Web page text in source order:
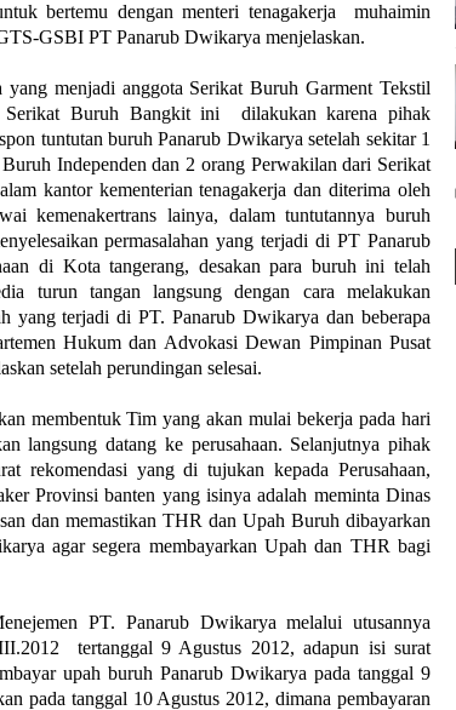
bertemu dengan menteri tenagakerja muhaimin
GSBI PT Panarub Dwikarya menjelaskan.
menjadi anggota Serikat Buruh Garment Tekstil
Serikat Buruh Bangkit ini dilakukan karena pihak
tuntutan buruh Panarub Dwikarya setelah sekitar 1
Independen dan 2 orang Perwakilan dari Serikat
kantor kementerian tenagakerja dan diterima oleh
kemenakertrans lainya, dalam tuntutannya buruh
permasalahan yang terjadi di PT Panarub
di Kota tangerang, desakan para buruh ini telah
turun tangan langsung dengan cara melakukan
yang terjadi di PT. Panarub Dwikarya dan beberapa
Hukum dan Advokasi Dewan Pimpinan Pusat
setelah perundingan selesai.
membentuk Tim yang akan mulai bekerja pada hari
langsung datang ke perusahaan. Selanjutnya pihak
rekomendasi yang di tujukan kepada Perusahaan,
Provinsi banten yang isinya adalah meminta Dinas
dan memastikan THR dan Upah Buruh dibayarkan
agar segera membayarkan Upah dan THR bagi
PT. Panarub Dwikarya melalui utusannya
tertanggal 9 Agustus 2012, adapun isi surat
upah buruh Panarub Dwikarya pada tanggal 9
pada tanggal 10 Agustus 2012, dimana pembayaran